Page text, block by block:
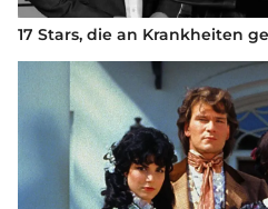
17 Stars, die an Krankheiten